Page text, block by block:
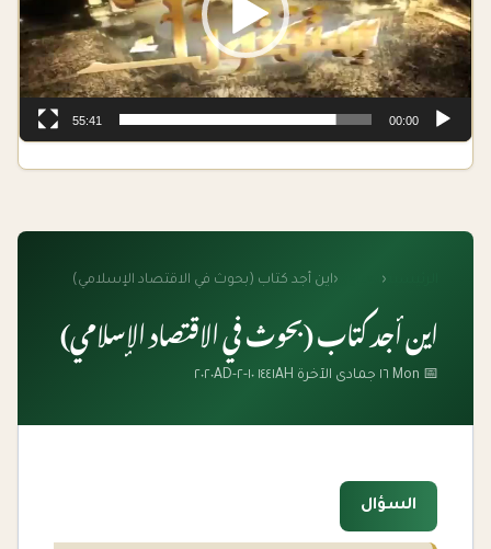
‹
‹اين أجد كتاب (بحوث في الاقتصاد الإسلامي)
اين أجد كتاب (بحوث في الاقتصاد الإسلامي)
📅 Mon ١٦ جمادى الآخرة ١٤٤١AH ١٠-٢-٢٠٢٠AD
السؤال
00:00
55:41